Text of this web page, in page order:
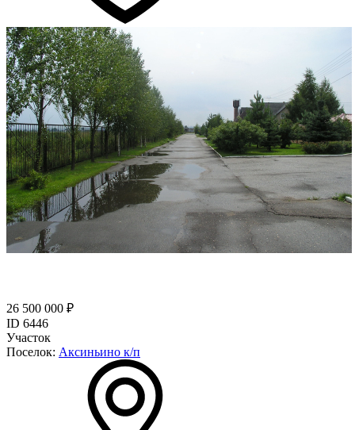
26 500 000 ₽
ID 6446
Участок
Поселок: Аксиньино к/п